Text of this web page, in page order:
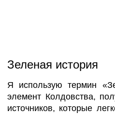
Зеленая история
Я использую термин
элемент Колдовства,
источников, которые